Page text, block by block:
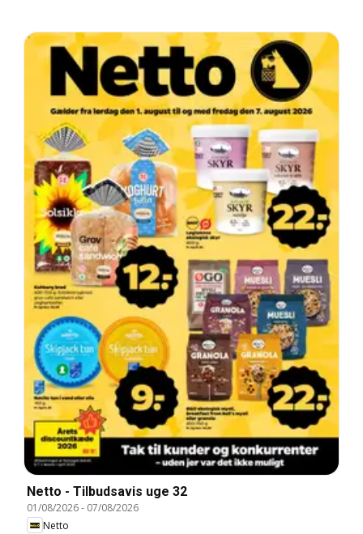
Netto - Tilbudsavis uge 32
01/08/2026- 07/08/2026
Netto